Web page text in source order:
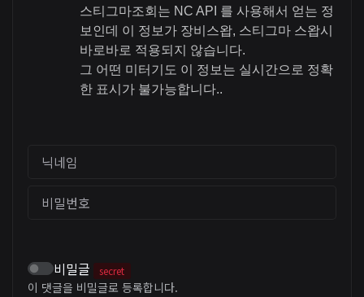
스티그마조회는 NC API 를 사용해서 얻는 정
보인데 이 정보가 장비스왑, 스티그마 스왑시
바로바로 적용되지 않습니다.
그 어떤 미터기도 이 정보는 실시간으로 정확
한 표시가 불가능합니다..
닉네임
비밀번호
비밀글 secret
이 댓글을 비밀글로 등록합니다.